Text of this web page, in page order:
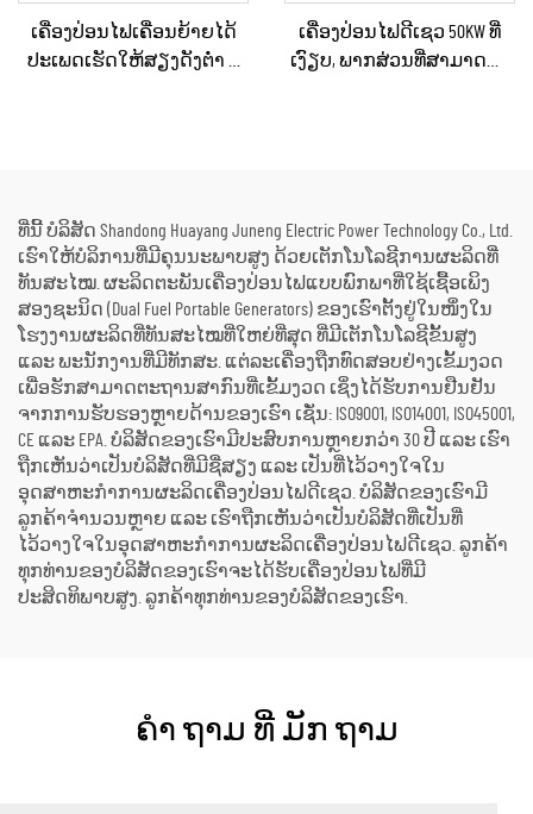
ເຄື່ອງປ່ອນໄຟເຄື່ອນຍ້າຍໄດ້
ປະເພດເຮັດໃຫ້ສຽງດັງຕ່ຳ ທີ່
ເຄື່ອງປ່ອນໄຟດີເຊວ 50KW ທີ່
ເງົຽບ, ພາກສ່ວນທີ່ສາມາດນຳ
ທີ່ນີ້ ບໍລິສັດ Shandong Huayang Juneng Electric Power Technology Co., Ltd.
ເຮົາໃຫ້ບໍລິການທີ່ມີຄຸນນະພາບສູງ ດ້ວຍເຕັກໂນໂລຊີການຜະລິດທີ່
ທັນສະໄໝ. ຜະລິດຕະພັນເຄື່ອງປ່ອນໄຟແບບພົກພາທີ່ໃຊ້ເຊື້ອເພິງ
ສອງຊະນິດ (Dual Fuel Portable Generators) ຂອງເຮົາຕັ້ງຢູ່ໃນໜຶ່ງໃນ
ໂຮງງານຜະລິດທີ່ທັນສະໄໝທີ່ໃຫຍ່ທີ່ສຸດ ທີ່ມີເຕັກໂນໂລຊີຂັ້ນສູງ
ແລະ ພະນັກງານທີ່ມີທັກສະ. ແຕ່ລະເຄື່ອງຖືກທົດສອບຢ່າງເຂັ້ມງວດ
ເພື່ອຮັກສາມາດຕະຖານສາກົນທີ່ເຂັ້ມງວດ ເຊິ່ງໄດ້ຮັບການຢືນຢັນ
ຈາກການຮັບຮອງຫຼາຍດ້ານຂອງເຮົາ ເຊັ່ນ: ISO9001, ISO14001, ISO45001,
CE ແລະ EPA. ບໍລິສັດຂອງເຮົາມີປະສົບການຫຼາຍກວ່າ 30 ປີ ແລະ ເຮົາ
ຖືກເຫັນວ່າເປັນບໍລິສັດທີ່ມີຊື່ສຽງ ແລະ ເປັນທີ່ໄວ້ວາງໃຈໃນ
ອຸດສາຫະກຳການຜະລິດເຄື່ອງປ່ອນໄຟດີເຊວ. ບໍລິສັດຂອງເຮົາມີ
ລູກຄ້າຈຳນວນຫຼາຍ ແລະ ເຮົາຖືກເຫັນວ່າເປັນບໍລິສັດທີ່ເປັນທີ່
ໄວ້ວາງໃຈໃນອຸດສາຫະກຳການຜະລິດເຄື່ອງປ່ອນໄຟດີເຊວ. ລູກຄ້າ
ທຸກທ່ານຂອງບໍລິສັດຂອງເຮົາຈະໄດ້ຮັບເຄື່ອງປ່ອນໄຟທີ່ມີ
ປະສິດທິພາບສູງ. ລູກຄ້າທຸກທ່ານຂອງບໍລິສັດຂອງເຮົາ.
ຄໍາ ຖາມ ທີ່ ມັກ ຖາມ